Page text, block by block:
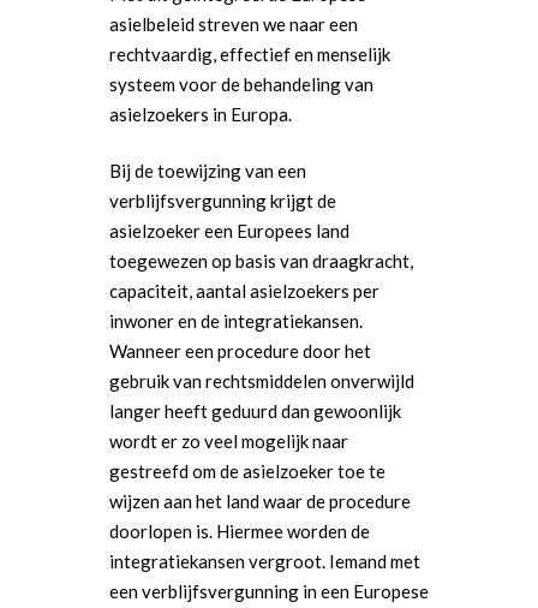
asielbeleid streven we naar een
rechtvaardig, effectief en menselijk
systeem voor de behandeling van
asielzoekers in Europa.
Bij de toewijzing van een
verblijfsvergunning krijgt de
asielzoeker een Europees land
toegewezen op basis van draagkracht,
capaciteit, aantal asielzoekers per
inwoner en de integratiekansen.
Wanneer een procedure door het
gebruik van rechtsmiddelen onverwijld
langer heeft geduurd dan gewoonlijk
wordt er zo veel mogelijk naar
gestreefd om de asielzoeker toe te
wijzen aan het land waar de procedure
doorlopen is. Hiermee worden de
integratiekansen vergroot. Iemand met
een verblijfsvergunning in een Europese